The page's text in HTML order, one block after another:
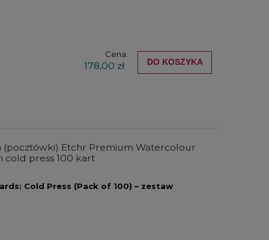
Cena:
178,00 zł DO KOSZYKA
Etchr Premium Watercolour
cold press 100 kart
Cold Press (Pack of 100) – zestaw